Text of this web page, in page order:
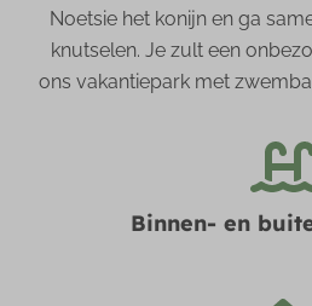
Noetsie het konijn en ga
knutselen. Je zult een
ons vakantiepark met
Binnen- en